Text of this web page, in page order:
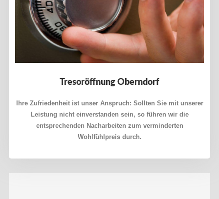
Tresoröffnung Oberndorf
Ihre Zufriedenheit ist unser Anspruch: Sollten Sie mit unserer
Leistung nicht einverstanden sein, so führen wir die
entsprechenden Nacharbeiten zum verminderten
Wohlfühlpreis durch.